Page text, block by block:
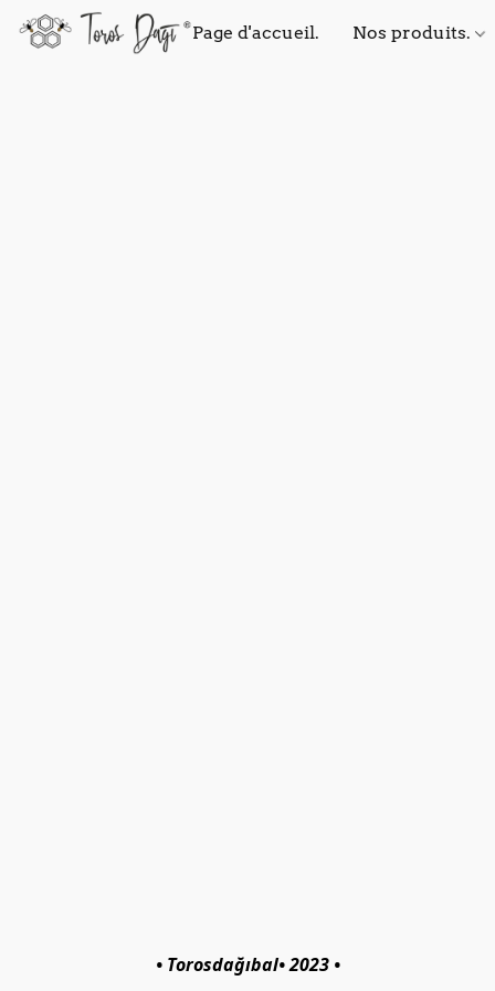
Page d'accueil. Nos produits.
• Torosdağıbal• 2023 •